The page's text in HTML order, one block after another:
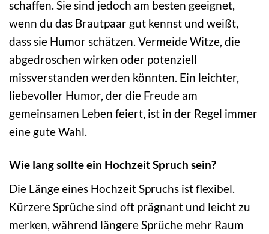
schaffen. Sie sind jedoch am besten geeignet,
wenn du das Brautpaar gut kennst und weißt,
dass sie Humor schätzen. Vermeide Witze, die
abgedroschen wirken oder potenziell
missverstanden werden könnten. Ein leichter,
liebevoller Humor, der die Freude am
gemeinsamen Leben feiert, ist in der Regel immer
eine gute Wahl.
Wie lang sollte ein Hochzeit Spruch sein?
Die Länge eines Hochzeit Spruchs ist flexibel.
Kürzere Sprüche sind oft prägnant und leicht zu
merken, während längere Sprüche mehr Raum